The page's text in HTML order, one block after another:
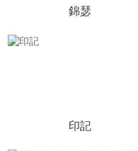
錦瑟
印記